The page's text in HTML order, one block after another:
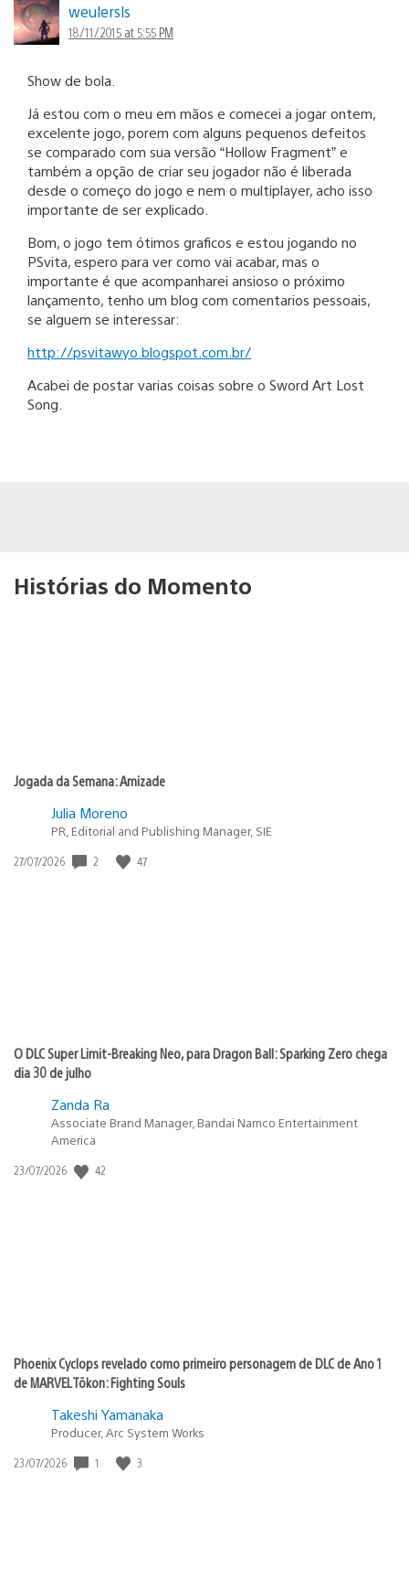
weulersls
18/11/2015 at 5:55 PM
Show de bola.
Já estou com o meu em mãos e comecei a jogar ontem,
excelente jogo, porem com alguns pequenos defeitos
se comparado com sua versão “Hollow Fragment” e
também a opção de criar seu jogador não é liberada
desde o começo do jogo e nem o multiplayer, acho isso
importante de ser explicado.
Bom, o jogo tem ótimos graficos e estou jogando no
PSvita, espero para ver como vai acabar, mas o
importante é que acompanharei ansioso o próximo
lançamento, tenho um blog com comentarios pessoais,
se alguem se interessar:
http://psvitawyo.blogspot.com.br/
Acabei de postar varias coisas sobre o Sword Art Lost
Song.
Histórias do Momento
Jogada da Semana: Amizade
Julia Moreno
PR, Editorial and Publishing Manager, SIE
Data
27/07/2026 2 47
O DLC Super Limit-Breaking Neo, para Dragon Ball: Sparking Zero chega
dia 30 de julho
Zanda Ra
Associate Brand Manager, Bandai Namco Entertainment
America
Data
23/07/2026 42
Phoenix Cyclops revelado como primeiro personagem de DLC de Ano 1
de MARVEL Tōkon: Fighting Souls
Takeshi Yamanaka
Producer, Arc System Works
Data
23/07/2026 1 3